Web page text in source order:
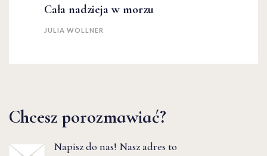
Cała nadzieja w morzu
JULIA WOLLNER
Chcesz porozmawiać?
Napisz do nas! Nasz adres to